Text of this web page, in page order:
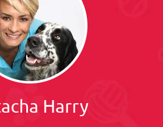
Harry